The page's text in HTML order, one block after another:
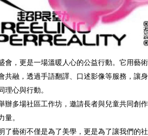
會，更是一場溫暖人心的公益行動。它用藝
共融，透過手語翻譯、口述影像等服務，讓
理心與行動。
辦多場社區工作坊，邀請長者與兒童共同創
量。
了藝術不僅是為了美學，更是為了讓我們的